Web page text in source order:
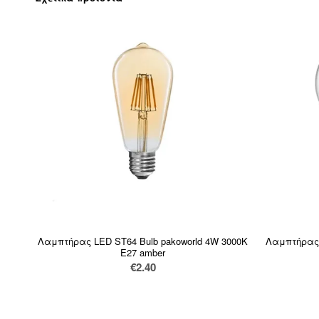
Λαμπτήρας LED ST64 Bulb pakoworld 4W 3000K
E27 amber
€2.40
Λαμπτήρας